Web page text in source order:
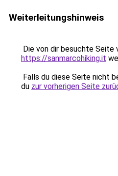
Weiterleitungshinweis
Die von dir besuchte Seite
https://sanmarcohiking.it
Falls du diese Seite nicht
du zur vorherigen Seite